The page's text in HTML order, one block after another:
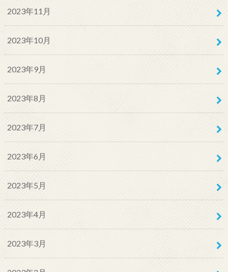
2023年11月
2023年10月
2023年9月
2023年8月
2023年7月
2023年6月
2023年5月
2023年4月
2023年3月